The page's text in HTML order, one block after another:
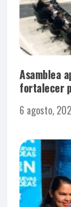
Asamblea
fortalecer
6 agosto,